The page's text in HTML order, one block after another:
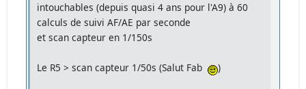
intouchables (depuis quasi 4 ans pour l'A9) à 60
calculs de suivi AF/AE par seconde
et scan capteur en 1/150s
Le R5 > scan capteur 1/50s (Salut Fab )